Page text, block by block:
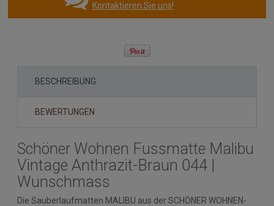
Kontaktieren Sie uns!
BESCHREIBUNG
BEWERTUNGEN
Schöner Wohnen Fussmatte Malibu
Vintage Anthrazit-Braun 044 |
Wunschmass
Die Sauberlaufmatten MALIBU aus der SCHÖNER WOHNEN-